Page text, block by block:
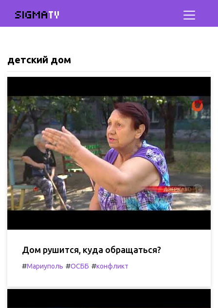
SIGMATV
детский дом
Дом рушится, куда обращаться?
#Мариуполь #ОСББ #конфликт